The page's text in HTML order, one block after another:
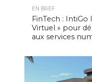
EN BREF
FinTech : IntiGo
Virtuel » pour
aux services